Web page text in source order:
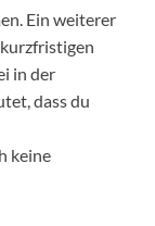
Ein weiterer
in der
dass du
keine